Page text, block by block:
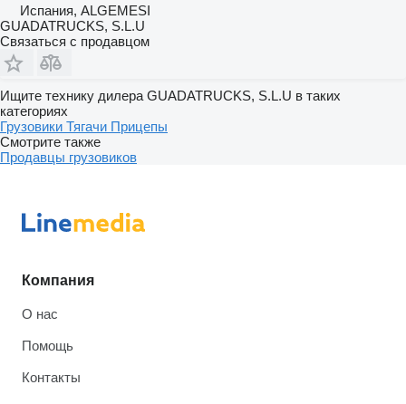
Испания, ALGEMESI
GUADATRUCKS, S.L.U
Связаться с продавцом
Ищите технику дилера GUADATRUCKS, S.L.U в таких
категориях
Грузовики Тягачи Прицепы
Смотрите также
Продавцы грузовиков
Компания
О нас
Помощь
Контакты